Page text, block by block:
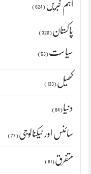
اہم خبریں (624)
پاکستان (320)
سیاست (53)
کھیل (133)
دنیا (84)
سائنس اور ٹیکنالوجی (77)
متفرق (61)